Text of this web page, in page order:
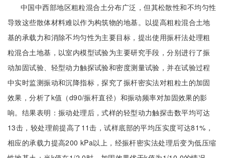
中国中西部地区粗粒混合土分布广泛，但其松散性和不均匀性
导致这些散体材料难以作为构筑物的地基。以提高粗粒混合土地
基的承载力和消除不均匀性为主要目标，提出使用振杆法处理粗
粒混合土地基，以室内模型试验为主要研究手段，分别进行了振
动加固试验、轻型动力触探试验和密度测量试验，并在试验过程
中实时监测振动和沉降指标，探究了振杆密实法对粗粒土的加固
效果，分析了k值（d90/振杆直径）和振动频率对加固效果的影
响。结果表明：振动处理后，式样的轻型动力触探击数平均可达
13击，较处理前提高了11击，试样底部的平均压实度可达81%，
相应的承载力提高200 kPa以上，经振杆密实法处理后变为低压缩